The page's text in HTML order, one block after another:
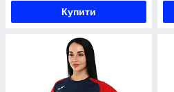
Купити